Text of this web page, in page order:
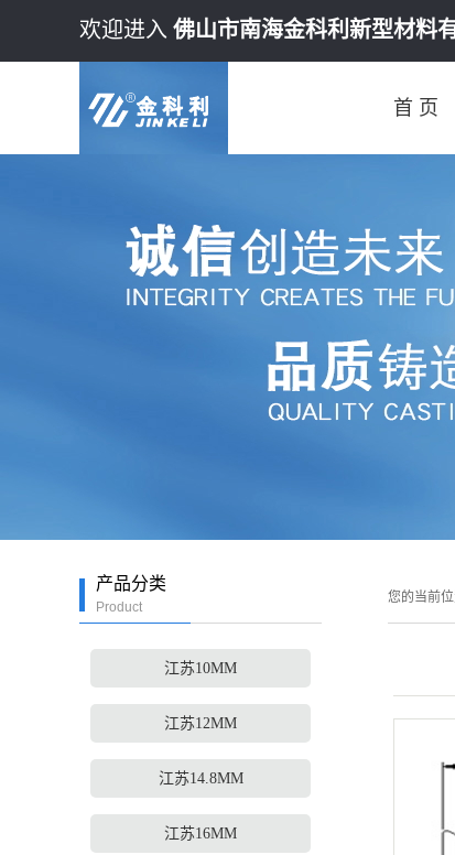
欢迎进入 佛山市南海金科利新型材料
首 页
产品分类
Product
江苏10MM
江苏12MM
江苏14.8MM
江苏16MM
您的当前位